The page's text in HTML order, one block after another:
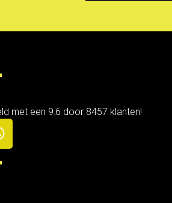
met een 9.6 door 8457 klanten!